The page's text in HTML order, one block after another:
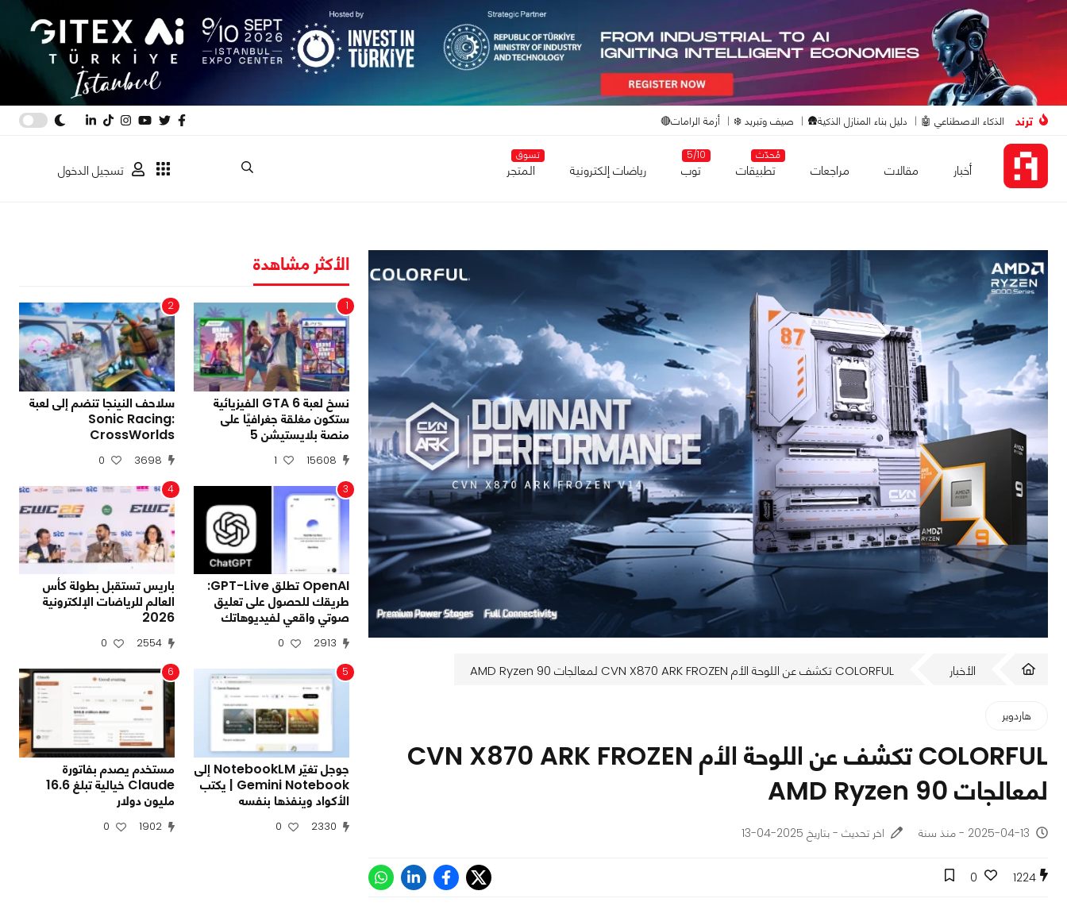
ترند الذكاء الاصطناعي 🤖 دليل بناء المنازل الذكية🛖 صيف وتبريد ❄️ أزمة الرامات🔴
أخبار مقالات مراجعات
مُحدّث
تطبيقات
5/10
توب رياضات إلكترونية
تسوق
المتجر تسجيل الدخول
الأخبار COLORFUL تكشف عن اللوحة الأم CVN X870 ARK FROZEN لمعالجات AMD Ryzen 90
هاردوير
COLORFUL تكشف عن اللوحة الأم CVN X870 ARK FROZEN
لمعالجات AMD Ryzen 90
2025-04-13 - منذ سنة اخر تحديث - بتاريخ 2025-04-13
1224
0
الأكثر مشاهدة
1
نسخ لعبة GTA 6 الفيزيائية
ستكون مغلقة جغرافيًا على
منصة بلايستيشن 5
15608
1
2
سلاحف النينجا تنضم إلى لعبة
Sonic Racing:
CrossWorlds
3698
0
3
OpenAI تطلق GPT-Live:
طريقك للحصول على تعليق
صوتي واقعي لفيديوهاتك
2913
0
4
باريس تستقبل بطولة كأس
العالم للرياضات الإلكترونية
2026
2554
0
5
جوجل تغيّر NotebookLM إلى
Gemini Notebook | يكتب
الأكواد وينفذها بنفسه
2330
0
6
مستخدم يصدم بفاتورة
Claude خيالية تبلغ 16.6
مليون دولار
1902
0